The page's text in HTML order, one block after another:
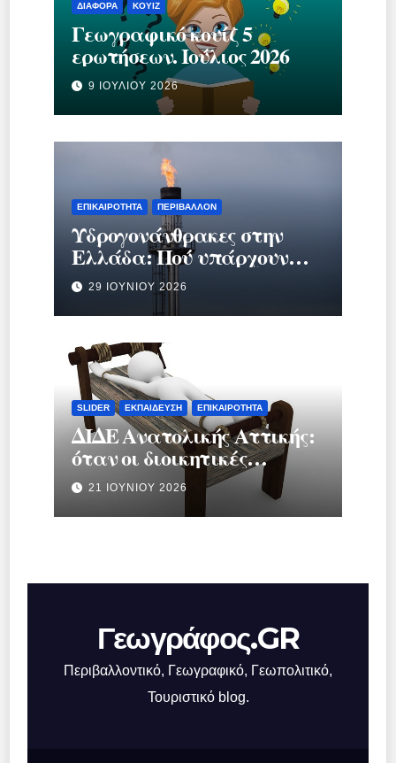
ΔΙΆΦΟΡΑ ΚΟΥΊΖ
Γεωγραφικό κουίζ 5
ερωτήσεων. Ιούλιος 2026
9 ΙΟΥΛΊΟΥ 2026
ΕΠΙΚΑΙΡΌΤΗΤΑ ΠΕΡΙΒΆΛΛΟΝ
Υδρογονάνθρακες στην
Ελλάδα: Πού υπάρχουν
κοιτάσματα και γιατί
προκαλούν τόση συζήτηση;
29 ΙΟΥΝΊΟΥ 2026
SLIDER ΕΚΠΑΊΔΕΥΣΗ ΕΠΙΚΑΙΡΌΤΗΤΑ
ΔΙΔΕ Ανατολικής Αττικής:
όταν οι διοικητικές
διαδικασίες
μετατρέπονται σε
μηχανισμό πίεσης
21 ΙΟΥΝΊΟΥ 2026
Γεωγράφος.GR
Περιβαλλοντικό, Γεωγραφικό, Γεωπολιτικό,
Τουριστικό blog.